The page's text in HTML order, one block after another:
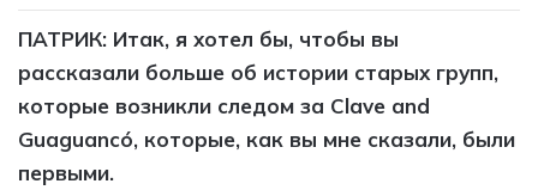
ПАТРИК: Итак, я хотел бы, чтобы вы
рассказали больше об истории старых групп,
которые возникли следом за Clave and
Guaguancó, которые, как вы мне сказали, были
первыми.